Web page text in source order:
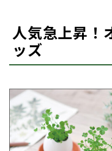
人気急上昇！
ッズ